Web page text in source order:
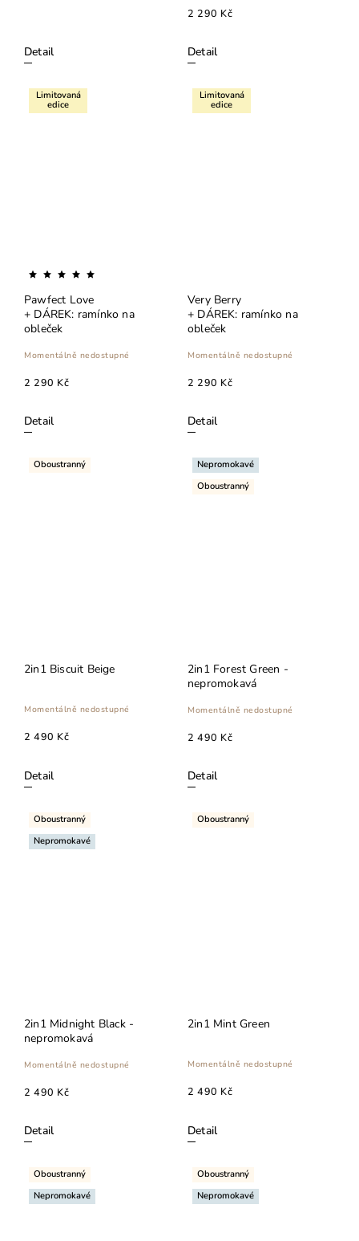
Detail
2 290 Kč
Detail
Limitovaná
edice
Pawfect Love
+ DÁREK: ramínko na
obleček
Momentálně nedostupné
2 290 Kč
Detail
Limitovaná
edice
Very Berry
+ DÁREK: ramínko na
obleček
Momentálně nedostupné
2 290 Kč
Detail
Oboustranný
2in1 Biscuit Beige
Momentálně nedostupné
2 490 Kč
Detail
Nepromokavé
Oboustranný
2in1 Forest Green -
nepromokavá
Momentálně nedostupné
2 490 Kč
Detail
Oboustranný
Nepromokavé
2in1 Midnight Black -
nepromokavá
Momentálně nedostupné
2 490 Kč
Detail
Oboustranný
2in1 Mint Green
Momentálně nedostupné
2 490 Kč
Detail
Oboustranný
Nepromokavé
Oboustranný
Nepromokavé